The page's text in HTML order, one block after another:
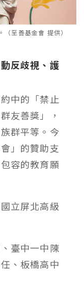
至善基金會 提供）
反歧視、護
中的「禁止
友善獎」，
群平等。今
」的贊助支
容的教育願
立屏北高級
臺中一中陳
、板橋高中